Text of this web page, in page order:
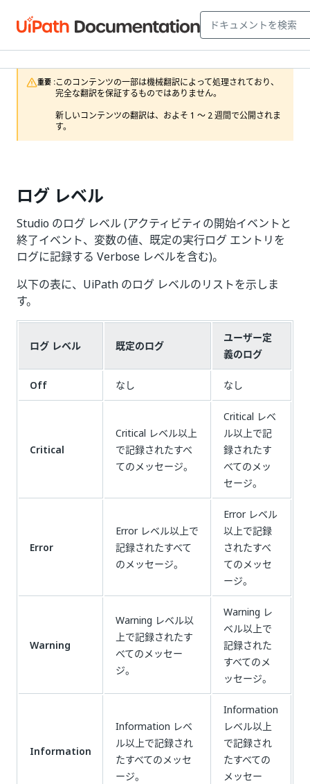
重要 :このコンテンツの一部は機械翻訳によって処理されており、
完全な翻訳を保証するものではありません。
新しいコンテンツの翻訳は、およそ 1 ～ 2 週間で公開されま
す。
ログ レベル
Studio のログ レベル (アクティビティの開始イベントと
終了イベント、変数の値、既定の実行ログ エントリを
ログに記録する Verbose レベルを含む)。
以下の表に、UiPath のログ レベルのリストを示しま
す。
ログ レベル 既定のログ
ユーザー定
義のログ
Off なし なし
Critical
Critical レベル以上
で記録されたすべ
てのメッセージ。
Critical レベ
ル以上で記
録されたす
べてのメッ
セージ。
Error
Error レベル以上で
記録されたすべて
のメッセージ。
Error レベル
以上で記録
されたすべ
てのメッセ
ージ。
Warning
Warning レベル以
上で記録されたす
べてのメッセー
ジ。
Warning レ
ベル以上で
記録された
すべてのメ
ッセージ。
Information
Information レベ
ル以上で記録され
たすべてのメッセ
ージ。
Information
レベル以上
で記録され
たすべての
メッセー